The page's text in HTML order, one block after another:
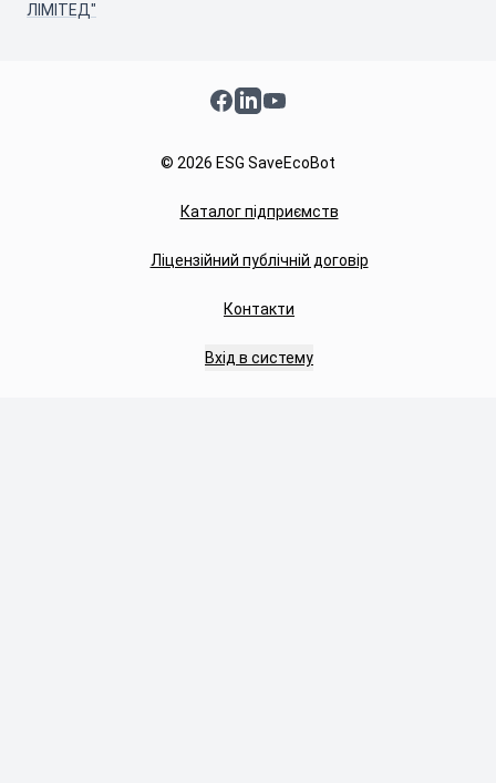
ЛІМІТЕД"
Facebook
LinkedInYouTube
© 2026 ESG SaveEcoBot
Каталог підприємств
Ліцензійний публічній договір
Контакти
Вхід в систему